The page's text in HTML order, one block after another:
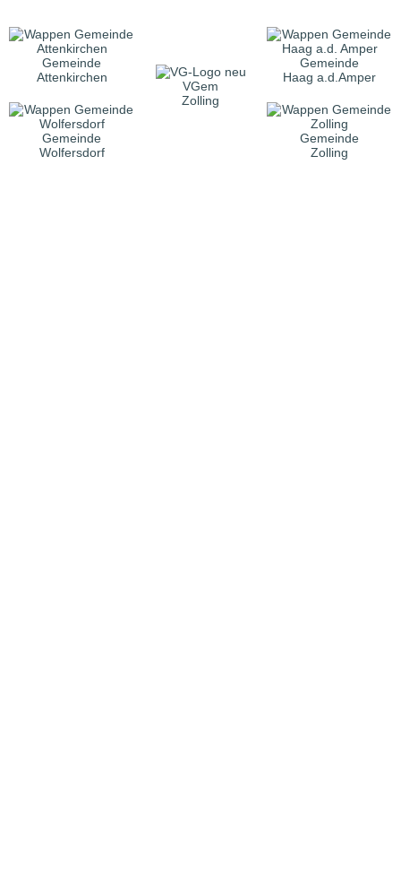
Gemeinde
Attenkirchen
VGem
Zolling
Gemeinde
Haag a.d.Amper
Gemeinde
Wolfersdorf
Gemeinde
Zolling